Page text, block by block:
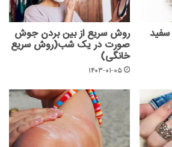
سفید روش سریع از بین بردن جوش
صورت در یک شب(روش سریع
خانگی)
۱۴۰۳-۰۱-۰۵